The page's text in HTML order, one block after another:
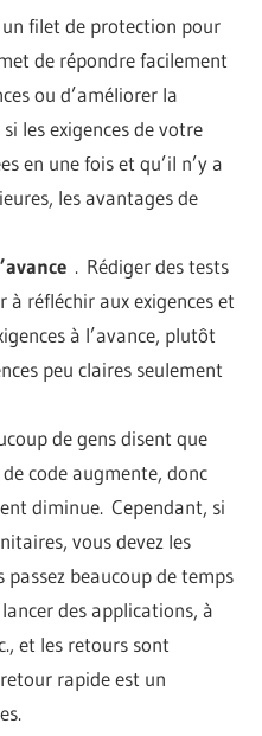
filet de protection pour
de répondre facilement
ou d’améliorer la
les exigences de votre
en une fois et qu’il n’y a
les avantages de
. Rédiger des tests
réfléchir aux exigences et
à l’avance, plutôt
peu claires seulement
de gens disent que
code augmente, donc
diminue. Cependant, si
vous devez les
beaucoup de temps
des applications, à
et les retours sont
rapide est un